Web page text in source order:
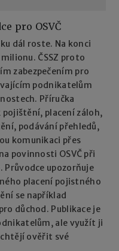
pro OSVČ
dál roste. Na konci
ČSSZ proto
zabezpečením pro
podnikatelům
Příručka
placení záloh,
podávání přehledů,
komunikaci přes
povinnosti OSVČ při
Průvodce upozorňuje
placení pojistného
se například
důchod. Publikace je
ale využít ji
chtějí ověřit své